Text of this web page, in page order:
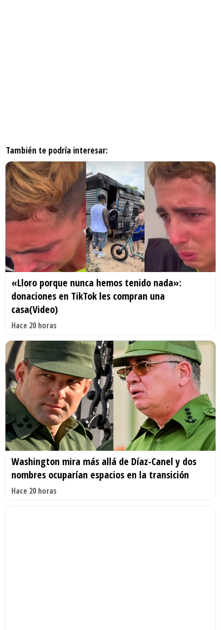
También te podría interesar:
«Lloro porque nunca hemos tenido nada»:
donaciones en TikTok les compran una
casa(Video)
Hace 20 horas
Washington mira más allá de Díaz-Canel y dos
nombres ocuparían espacios en la transición
Hace 20 horas